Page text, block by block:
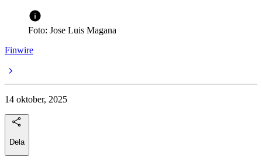
Foto: Jose Luis Magana
Finwire
14 oktober, 2025
Dela